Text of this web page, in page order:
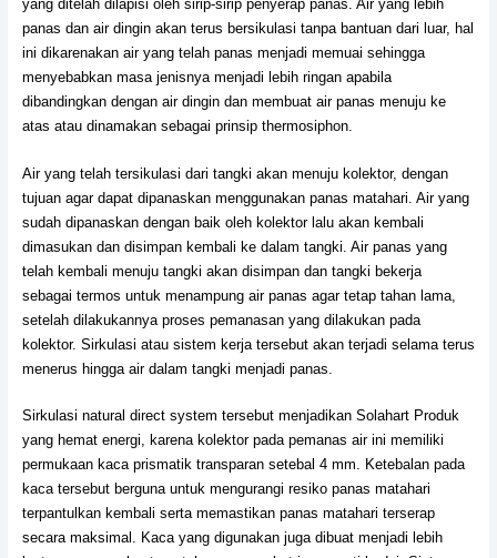
yang ditelah dilapisi oleh sirip-sirip penyerap panas. Air yang lebih
panas dan air dingin akan terus bersikulasi tanpa bantuan dari luar, hal
ini dikarenakan air yang telah panas menjadi memuai sehingga
menyebabkan masa jenisnya menjadi lebih ringan apabila
dibandingkan dengan air dingin dan membuat air panas menuju ke
atas atau dinamakan sebagai prinsip thermosiphon.
Air yang telah tersikulasi dari tangki akan menuju kolektor, dengan
tujuan agar dapat dipanaskan menggunakan panas matahari. Air yang
sudah dipanaskan dengan baik oleh kolektor lalu akan kembali
dimasukan dan disimpan kembali ke dalam tangki. Air panas yang
telah kembali menuju tangki akan disimpan dan tangki bekerja
sebagai termos untuk menampung air panas agar tetap tahan lama,
setelah dilakukannya proses pemanasan yang dilakukan pada
kolektor. Sirkulasi atau sistem kerja tersebut akan terjadi selama terus
menerus hingga air dalam tangki menjadi panas.
Sirkulasi natural direct system tersebut menjadikan Solahart Produk
yang hemat energi, karena kolektor pada pemanas air ini memiliki
permukaan kaca prismatik transparan setebal 4 mm. Ketebalan pada
kaca tersebut berguna untuk mengurangi resiko panas matahari
terpantulkan kembali serta memastikan panas matahari terserap
secara maksimal. Kaca yang digunakan juga dibuat menjadi lebih